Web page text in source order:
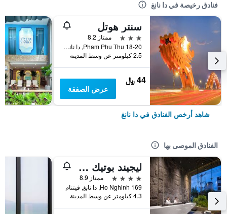
فنادق رخيصة في دا نانغ
سنتر هوتل
3 نجوم
ممتاز 8.2
18-20 Pham Phu Thu, دا نانغ, فيتنام
2.5 كيلومتر عن وسط المدينة
44 ﷼
عرض الصفقة
شاهد أرخص الفنادق في دا نانغ
الفنادق الموصى بها
ليجيند بوتيك هوتل
4 نجوم
ممتاز 8.9
169 Ho Nghinh, دا نانغ, فيتنام
4.3 كيلومتر عن وسط المدينة